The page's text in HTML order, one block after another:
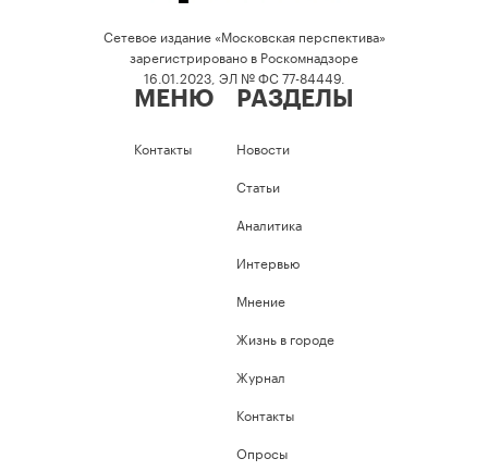
Сетевое издание «Московская перспектива»
зарегистрировано в Роскомнадзоре
16.01.2023, ЭЛ № ФС 77-84449.
МЕНЮ
Контакты
РАЗДЕЛЫ
Новости
Статьи
Аналитика
Интервью
Мнение
Жизнь в городе
Журнал
Контакты
Опросы